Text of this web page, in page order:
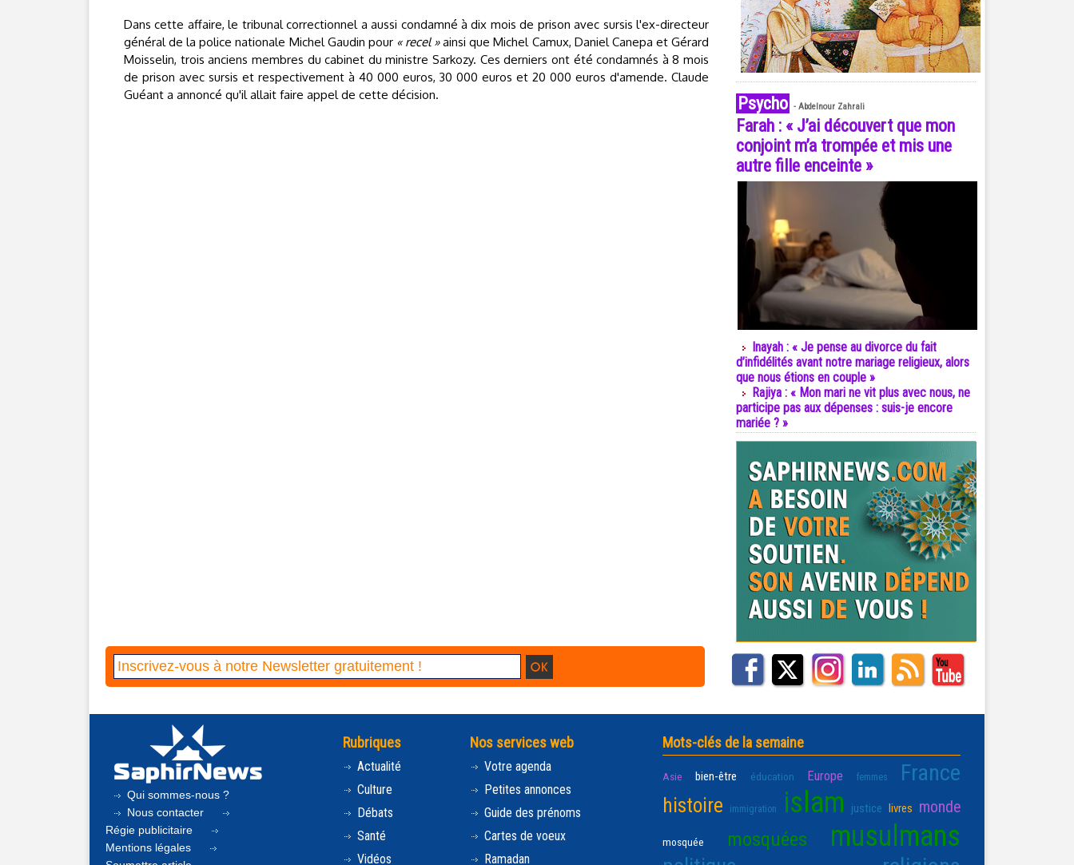
Dans cette affaire, le tribunal correctionnel a aussi condamné à dix mois de prison avec sursis l'ex-directeur
général de la police nationale Michel Gaudin pour « recel »ainsi que Michel Camux, Daniel Canepa et Gérard
Moisselin, trois anciens membres du cabinet du ministre Sarkozy. Ces derniers ont été condamnés à 8 mois
de prison avec sursis et respectivement à 40 000 euros, 30 000 euros et 20 000 euros d'amende. Claude
Guéant a annoncé qu'il allait faire appel de cette décision.
Psycho - Abdelnour Zahrali
Farah : « J’ai découvert que mon
conjoint m’a trompée et mis une
autre fille enceinte »
Inayah : « Je pense au divorce du fait
d’infidélités avant notre mariage religieux, alors
que nous étions en couple »
Rajiya : « Mon mari ne vit plus avec nous, ne
participe pas aux dépenses : suis-je encore
mariée ? »
Qui sommes-nous ?
Nous contacter
Régie publicitaire
Mentions légales
Rubriques
Actualité
Culture
Débats
Santé
Vidéos
Nos services web
Votre agenda
Petites annonces
Guide des prénoms
Cartes de voeux
Ramadan
Mots-clés de la semaine
Asie bien-être éducation Europe femmes France
histoire immigration islam justice livres monde
mosquée mosquées musulmans